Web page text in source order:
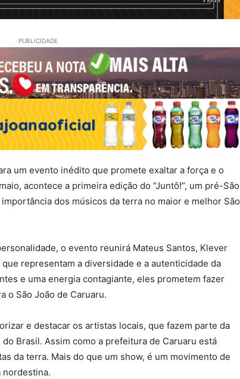
PUBLICIDADE
um evento inédito que promete exaltar a força e o
acontece a primeira edição do “Juntô!”, um pré-São
dos músicos da terra no maior e melhor São
o evento reunirá Mateus Santos, Klever
representam a diversidade e a autenticidade da
e uma energia contagiante, eles prometem fazer
o São João de Caruaru.
e destacar os artistas locais, que fazem parte da
Brasil. Assim como a prefeitura de Caruaru está
da terra. Mais do que um show, é um movimento de
nordestina.